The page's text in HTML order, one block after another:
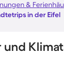
&
in der Eifel
und